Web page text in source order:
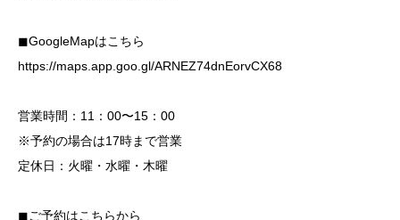
◼︎GoogleMapはこちら
https://maps.app.goo.gl/ARNEZ74dnEorvCX68
営業時間：11：00〜15：00
※予約の場合は17時まで営業
定休日：火曜・水曜・木曜
◼︎ご予約はこちらから